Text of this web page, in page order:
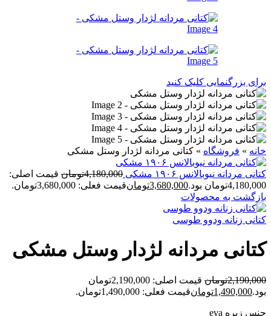
برای بزرگنمایی کلیک کنید
خانه » فروشگاه » کتانی مردانه لژدار وستل مشکی
کتانی مردانه نیوبالانس ۱۹۰۶ مشکی 4,180,000تومان قیمت اصلی:
4,180,000تومان بود.
3,680,000تومانقیمت فعلی: 3,680,000تومان.
بازگشت به محصولات
کتانی زنانه ودوو طوسی
کتانی مردانه لژدار وستل مشکی
2,190,000تومان
قیمت اصلی: 2,190,000تومان
بود.1,490,000تومانقیمت فعلی: 1,490,000تومان.
جنس زیره eva